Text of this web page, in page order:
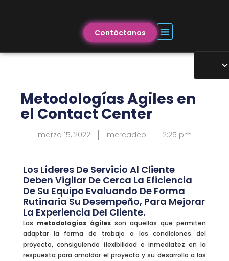
Contáctanos
Metodologías Agiles en
el Contact Center
marzo 15, 2022 mercadeo 2:25 pm
Los Líderes De Servicio Al Cliente
Deben Vigilar De Cerca La Eficiencia
De Su Equipo Evaluando De Forma
Rutinaria Su Desempeño, Para Mejorar
La Experiencia Del Cliente.
Las metodologías ágilesson aquellas que permiten
adaptar la forma de trabajo a las condiciones del
proyecto, consiguiendo flexibilidad e inmediatez en la
respuesta para amoldar el proyecto y su desarrollo a las